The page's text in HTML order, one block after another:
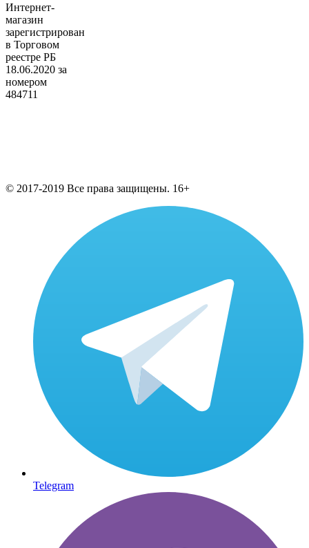
Интернет-
магазин
зарегистрирован
в Торговом
реестре РБ
18.06.2020 за
номером
484711
© 2017-2019 Все права защищены. 16+
Telegram